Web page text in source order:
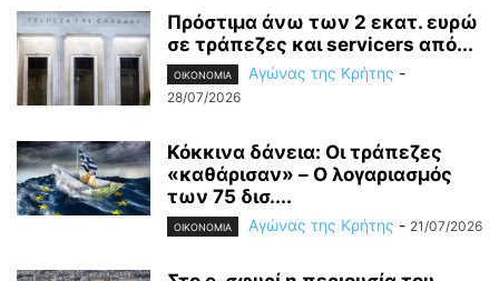
Πρόστιμα άνω των 2 εκατ. ευρώ
σε τράπεζες και servicers από...
OIKONOMIA Αγώνας της Κρήτης -
28/07/2026
Κόκκινα δάνεια: Οι τράπεζες
«καθάρισαν» – O λογαριασμός
των 75 δισ....
OIKONOMIA Αγώνας της Κρήτης - 21/07/2026